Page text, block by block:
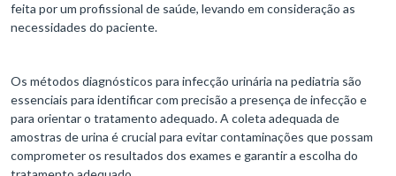
feita por um profissional de saúde, levando em consideração as
necessidades do paciente.
Os métodos diagnósticos para infecção urinária na pediatria são
essenciais para identificar com precisão a presença de infecção e
para orientar o tratamento adequado. A coleta adequada de
amostras de urina é crucial para evitar contaminações que possam
comprometer os resultados dos exames e garantir a escolha do